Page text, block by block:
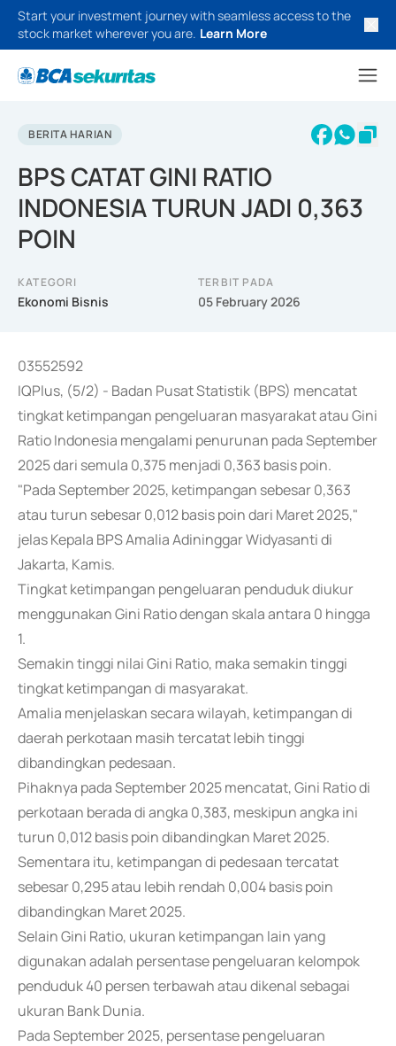
Start your investment journey with seamless access to the
stock market wherever you are. Learn More
BERITA HARIAN
BPS CATAT GINI RATIO
INDONESIA TURUN JADI 0,363
POIN
KATEGORI
Ekonomi Bisnis
TERBIT PADA
05 February 2026
03552592
IQPlus, (5/2) - Badan Pusat Statistik (BPS) mencatat
tingkat ketimpangan pengeluaran masyarakat atau Gini
Ratio Indonesia mengalami penurunan pada September
2025 dari semula 0,375 menjadi 0,363 basis poin.
"Pada September 2025, ketimpangan sebesar 0,363
atau turun sebesar 0,012 basis poin dari Maret 2025,"
jelas Kepala BPS Amalia Adininggar Widyasanti di
Jakarta, Kamis.
Tingkat ketimpangan pengeluaran penduduk diukur
menggunakan Gini Ratio dengan skala antara 0 hingga
1.
Semakin tinggi nilai Gini Ratio, maka semakin tinggi
tingkat ketimpangan di masyarakat.
Amalia menjelaskan secara wilayah, ketimpangan di
daerah perkotaan masih tercatat lebih tinggi
dibandingkan pedesaan.
Pihaknya pada September 2025 mencatat, Gini Ratio di
perkotaan berada di angka 0,383, meskipun angka ini
turun 0,012 basis poin dibandingkan Maret 2025.
Sementara itu, ketimpangan di pedesaan tercatat
sebesar 0,295 atau lebih rendah 0,004 basis poin
dibandingkan Maret 2025.
Selain Gini Ratio, ukuran ketimpangan lain yang
digunakan adalah persentase pengeluaran kelompok
penduduk 40 persen terbawah atau dikenal sebagai
ukuran Bank Dunia.
Pada September 2025, persentase pengeluaran